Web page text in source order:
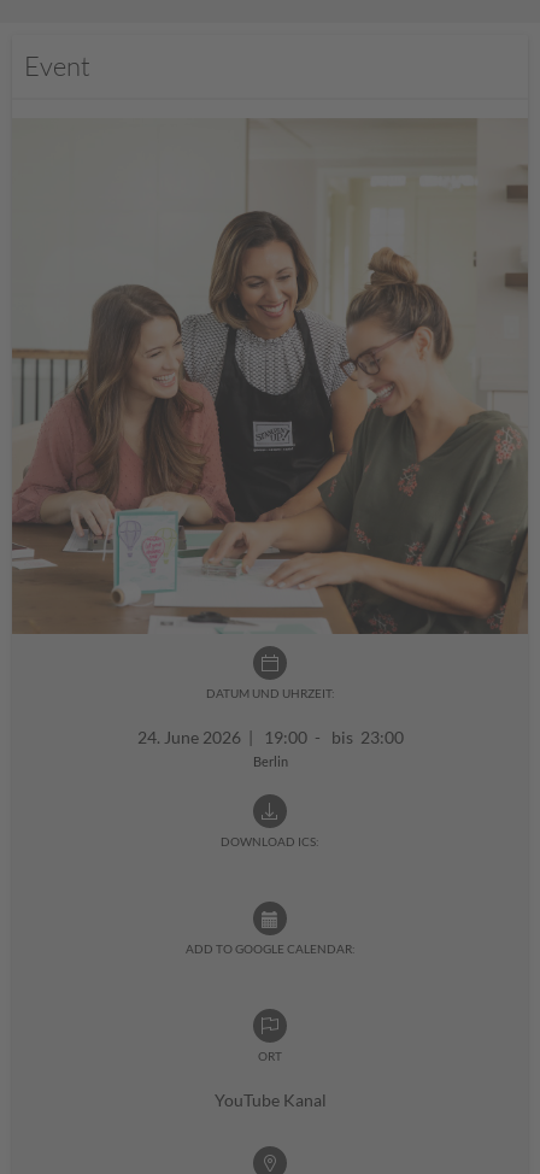
Event
DATUM UND UHRZEIT:
24. June 2026 | 19:00 - bis 23:00
Berlin
DOWNLOAD ICS:
ADD TO GOOGLE CALENDAR:
ORT
YouTube Kanal